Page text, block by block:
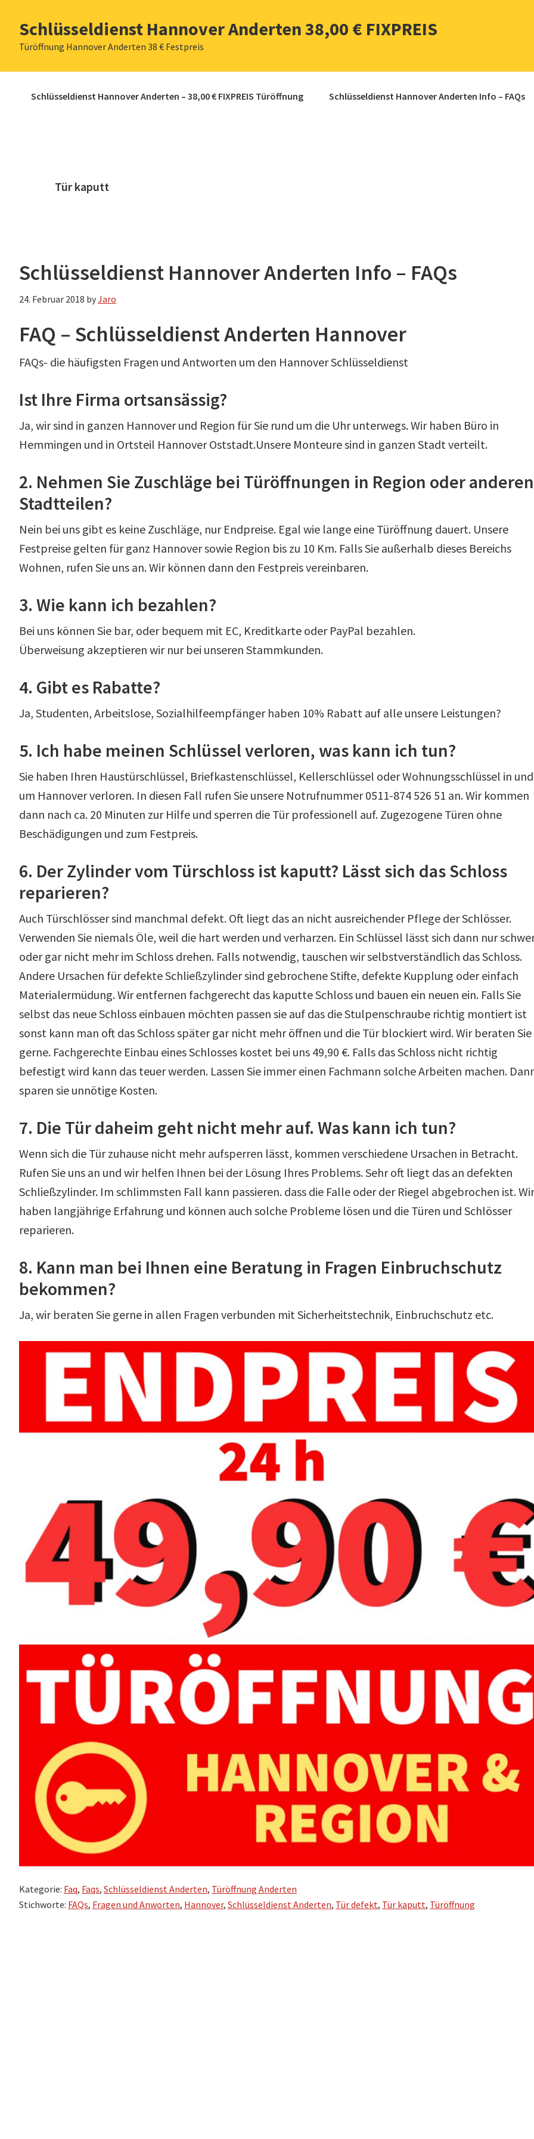
Hauptnavigation
springen
Inhalt
springen
Seitenspalte
springen
Fußzeile
springen
Schlüsseldienst Hannover Anderten 38,00 € FIXPREIS
Türöffnung Hannover Anderten 38 € Festpreis
Schlüsseldienst Hannover Anderten – 38,00 € FIXPREIS Türöffnung Schlüsseldienst Hannover Anderten Info – FAQs
Tür kaputt
Schlüsseldienst Hannover Anderten Info – FAQs
24. Februar 2018 byJaro
FAQ – Schlüsseldienst Anderten Hannover
FAQs- die häufigsten Fragen und Antworten um den Hannover Schlüsseldienst
Ist Ihre Firma ortsansässig?
Ja, wir sind in ganzen Hannover und Region für Sie rund um die Uhr unterwegs. Wir haben Büro in
Hemmingen und in Ortsteil Hannover Oststadt.Unsere Monteure sind in ganzen Stadt verteilt.
2. Nehmen Sie Zuschläge bei Türöffnungen in Region oder anderen
Stadtteilen?
Nein bei uns gibt es keine Zuschläge, nur Endpreise. Egal wie lange eine Türöffnung dauert. Unsere
Festpreise gelten für ganz Hannover sowie Region bis zu 10 Km. Falls Sie außerhalb dieses Bereichs
Wohnen, rufen Sie uns an. Wir können dann den Festpreis vereinbaren.
3. Wie kann ich bezahlen?
Bei uns können Sie bar, oder bequem mit EC, Kreditkarte oder PayPal bezahlen.
Überweisung akzeptieren wir nur bei unseren Stammkunden.
4. Gibt es Rabatte?
Ja, Studenten, Arbeitslose, Sozialhilfeempfänger haben 10% Rabatt auf alle unsere Leistungen?
5. Ich habe meinen Schlüssel verloren, was kann ich tun?
Sie haben Ihren Haustürschlüssel, Briefkastenschlüssel, Kellerschlüssel oder Wohnungsschlüssel in und
um Hannover verloren. In diesen Fall rufen Sie unsere Notrufnummer 0511-874 526 51 an. Wir kommen
dann nach ca. 20 Minuten zur Hilfe und sperren die Tür professionell auf. Zugezogene Türen ohne
Beschädigungen und zum Festpreis.
6. Der Zylinder vom Türschloss ist kaputt? Lässt sich das Schloss
reparieren?
Auch Türschlösser sind manchmal defekt. Oft liegt das an nicht ausreichender Pflege der Schlösser.
Verwenden Sie niemals Öle, weil die hart werden und verharzen. Ein Schlüssel lässt sich dann nur
oder gar nicht mehr im Schloss drehen. Falls notwendig, tauschen wir selbstverständlich das Schloss.
Andere Ursachen für defekte Schließzylinder sind gebrochene Stifte, defekte Kupplung oder einfach
Materialermüdung. Wir entfernen fachgerecht das kaputte Schloss und bauen ein neuen ein. Falls Sie
selbst das neue Schloss einbauen möchten passen sie auf das die Stulpenschraube richtig montiert ist
sonst kann man oft das Schloss später gar nicht mehr öffnen und die Tür blockiert wird. Wir beraten Sie
gerne. Fachgerechte Einbau eines Schlosses kostet bei uns 49,90 €. Falls das Schloss nicht richtig
befestigt wird kann das teuer werden. Lassen Sie immer einen Fachmann solche Arbeiten machen.
sparen sie unnötige Kosten.
7. Die Tür daheim geht nicht mehr auf. Was kann ich tun?
Wenn sich die Tür zuhause nicht mehr aufsperren lässt, kommen verschiedene Ursachen in Betracht.
Rufen Sie uns an und wir helfen Ihnen bei der Lösung Ihres Problems. Sehr oft liegt das an defekten
Schließzylinder. Im schlimmsten Fall kann passieren. dass die Falle oder der Riegel abgebrochen ist. Wir
haben langjährige Erfahrung und können auch solche Probleme lösen und die Türen und Schlösser
reparieren.
8. Kann man bei Ihnen eine Beratung in Fragen Einbruchschutz
bekommen?
Ja, wir beraten Sie gerne in allen Fragen verbunden mit Sicherheitstechnik, Einbruchschutz etc.
Kategorie: Faq, Faqs, Schlüsseldienst Anderten, Türöffnung Anderten
Stichworte: FAQs, Fragen und Anworten, Hannover, Schlüsseldienst Anderten, Tür defekt, Tür kaputt, Türöffnung